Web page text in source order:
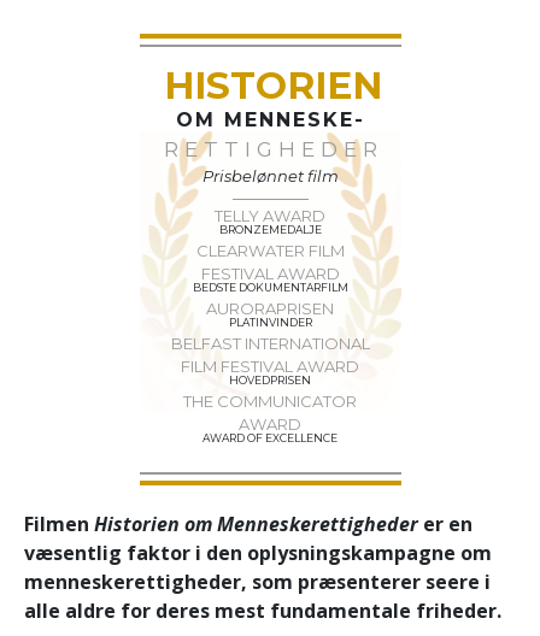
HISTORIEN
OM MENNESKE-
RETTIGHEDER
Prisbelønnet film
TELLY AWARD
BRONZEMEDALJE
CLEARWATER FILM
FESTIVAL AWARD
BEDSTE DOKUMENTARFILM
AURORAPRISEN
PLATINVINDER
BELFAST INTERNATIONAL
FILM FESTIVAL AWARD
HOVEDPRISEN
THE COMMUNICATOR
AWARD
AWARD OF EXCELLENCE
Filmen Historien om Menneske­rettighederer en
væsentlig faktor i den oplysningskampagne om
menneskerettigheder, som præsenterer seere i
alle aldre for deres mest fundamentale friheder.